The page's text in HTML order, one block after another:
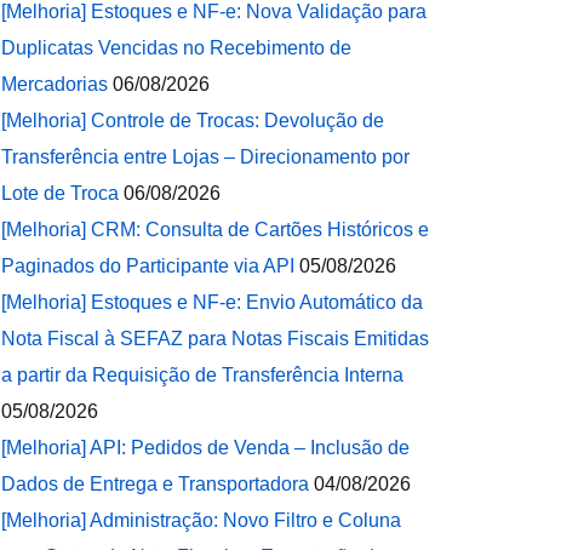
[Melhoria] Estoques e NF-e: Nova Validação para
Duplicatas Vencidas no Recebimento de
Mercadorias 06/08/2026
[Melhoria] Controle de Trocas: Devolução de
Transferência entre Lojas – Direcionamento por
Lote de Troca 06/08/2026
[Melhoria] CRM: Consulta de Cartões Históricos e
Paginados do Participante via API 05/08/2026
[Melhoria] Estoques e NF-e: Envio Automático da
Nota Fiscal à SEFAZ para Notas Fiscais Emitidas
a partir da Requisição de Transferência Interna
05/08/2026
[Melhoria] API: Pedidos de Venda – Inclusão de
Dados de Entrega e Transportadora 04/08/2026
[Melhoria] Administração: Novo Filtro e Coluna